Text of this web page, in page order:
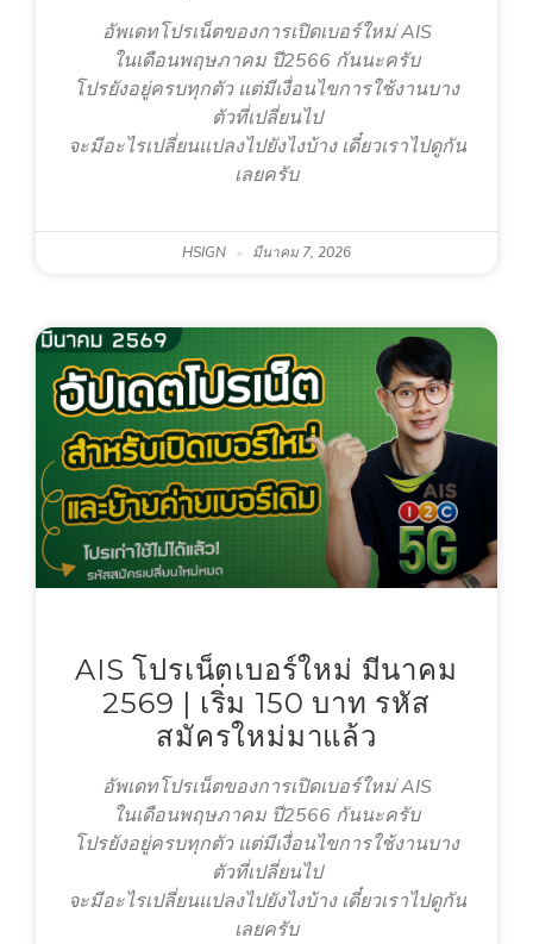
อัพเดทโปรเน็ตของการเปิดเบอร์ใหม่ AIS
ในเดือนพฤษภาคม ปี2566 กันนะครับ
โปรยังอยู่ครบทุกตัว แต่มีเงื่อนไขการใช้งานบาง
ตัวที่เปลี่ยนไป
จะมีอะไรเปลี่ยนแปลงไปยังไงบ้าง เดี๋ยวเราไปดูกัน
เลยครับ
HSIGN มีนาคม 7, 2026
AIS โปรเน็ตเบอร์ใหม่ มีนาคม
2569 | เริ่ม 150 บาท รหัส
สมัครใหม่มาแล้ว
อัพเดทโปรเน็ตของการเปิดเบอร์ใหม่ AIS
ในเดือนพฤษภาคม ปี2566 กันนะครับ
โปรยังอยู่ครบทุกตัว แต่มีเงื่อนไขการใช้งานบาง
ตัวที่เปลี่ยนไป
จะมีอะไรเปลี่ยนแปลงไปยังไงบ้าง เดี๋ยวเราไปดูกัน
เลยครับ